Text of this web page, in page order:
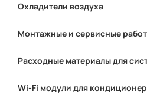
Охладители воздуха
Монтажные и сервисные
Расходные материалы для
Wi-Fi модули для